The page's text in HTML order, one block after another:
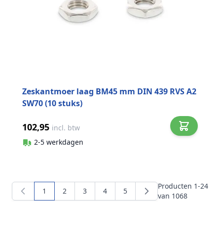
Zeskantmoer laag BM45 mm DIN 439 RVS A2
SW70 (10 stuks)
102,95 incl. btw
2-5 werkdagen
Producten 1-24
van 1068
U lees momenteel pagina
1 Pagina
2 Pagina
3 Pagina
4 Pagina
5